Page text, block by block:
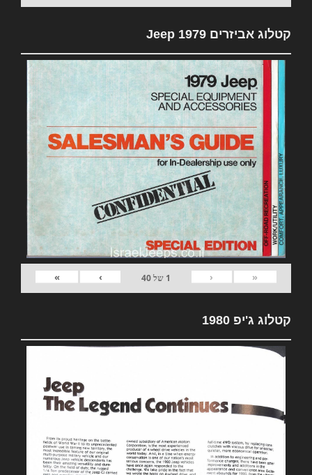
קטלוג אביזרים 1979 Jeep
«
‹
1 של40
›
»
קטלוג ג'יפ 1980